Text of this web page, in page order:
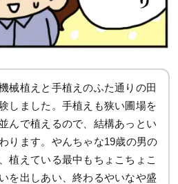
械植えと手植えのふた通りの田
しました。手植えも狭い圃場を
んで植えるので、結構あっとい
ります。やんちゃな19歳の男の
植えている最中もちょこちょこ
を出しあい、終わるやいなや盛